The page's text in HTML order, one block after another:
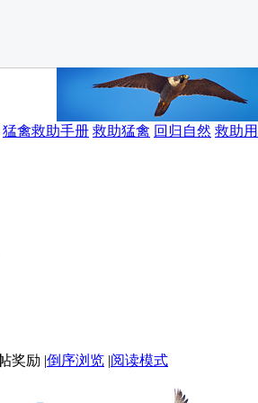
猛禽救助手册 救助猛禽 回归自然 救助
|倒序浏览 |阅读模式